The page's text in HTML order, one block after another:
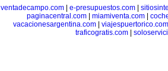
ventadecampo.com
e-presupuestos.com
paginacentral.com| miamiventa.com|
vacacionesargentina.com
viajespuertorico.com
traficogratis.com|